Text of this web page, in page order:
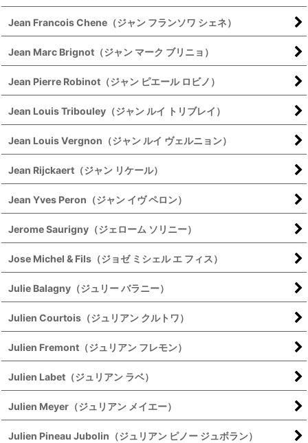
Jean Francois Chene（ジャン フランソワ シェネ）
Jean Marc Brignot（ジャン マーク ブリニョ）
Jean Pierre Robinot（ジャン ピエール ロビノ）
Jean Louis Tribouley（ジャン ルイ トリブレイ）
Jean Louis Vergnon（ジャン ルイ ヴェルニョン）
Jean Rijckaert（ジャン リケール）
Jean Yves Peron（ジャン イヴ ペロン）
Jerome Saurigny（ジェローム ソリニー）
Jose Michel & Fils（ジョゼ ミシェル エ フィス）
Julie Balagny（ジュリー バラニー）
Julien Courtois（ジュリアン クルトワ）
Julien Fremont（ジュリアン フレモン）
Julien Labet（ジュリアン ラベ）
Julien Meyer（ジュリアン メイエー）
Julien Pineau Jubolin（ジュリアン ピノー ジュボラン）